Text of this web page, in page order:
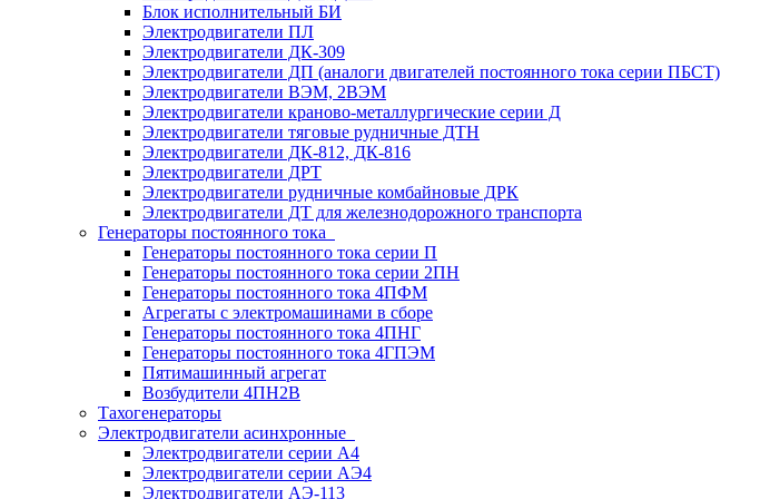
Блок исполнительный БИ
Электродвигатели ПЛ
Электродвигатели ДК-309
Электродвигатели ДП (аналоги двигателей постоянного тока серии ПБСТ)
Электродвигатели ВЭМ, 2ВЭМ
Электродвигатели краново-металлургические серии Д
Электродвигатели тяговые рудничные ДТН
Электродвигатели ДК-812, ДК-816
Электродвигатели ДРТ
Электродвигатели рудничные комбайновые ДРК
Электродвигатели ДТ для железнодорожного транспорта
Генераторы постоянного тока
Генераторы постоянного тока серии П
Генераторы постоянного тока серии 2ПН
Генераторы постоянного тока 4ПФМ
Агрегаты с электромашинами в сборе
Генераторы постоянного тока 4ПНГ
Генераторы постоянного тока 4ГПЭМ
Пятимашинный агрегат
Возбудители 4ПН2В
Тахогенераторы
Электродвигатели асинхронные
Электродвигатели серии А4
Электродвигатели серии АЭ4
Электродвигатели АЭ-113